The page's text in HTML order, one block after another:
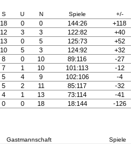
S U N Spiele +/-
18 0 0 144:26 +118
12 3 3 122:82 +40
13 0 5 125:73 +52
10 5 3 124:92 +32
8 0 10 89:116 -27
7 1 10 101:113 -12
5 4 9 102:106 -4
5 2 11 85:117 -32
4 1 13 73:114 -41
0 0 18 18:144 -126
Gastmannschaft Spiele